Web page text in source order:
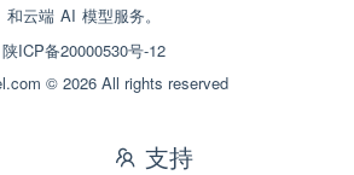
和云端 AI 模型服务。
陕ICP备20000530号-12
© 2026 All rights reserved
支持